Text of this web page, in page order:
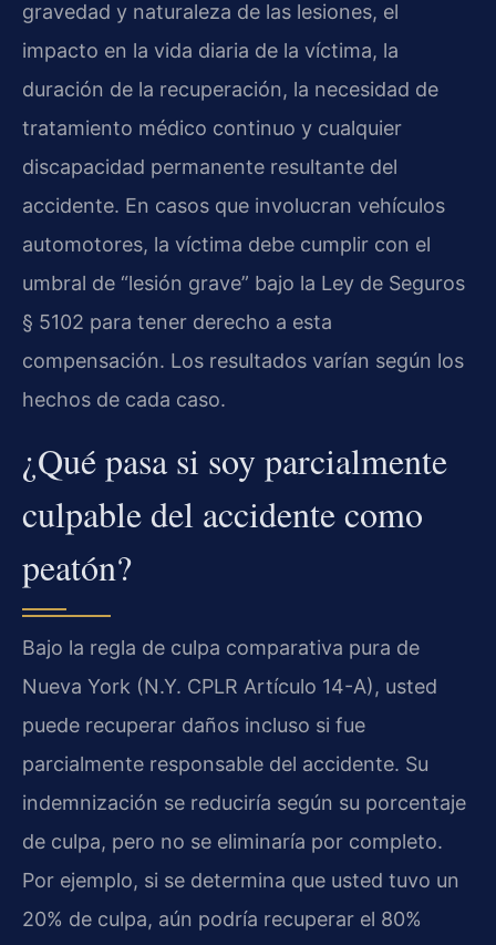
gravedad y naturaleza de las lesiones, el
impacto en la vida diaria de la víctima, la
duración de la recuperación, la necesidad de
tratamiento médico continuo y cualquier
discapacidad permanente resultante del
accidente. En casos que involucran vehículos
automotores, la víctima debe cumplir con el
umbral de “lesión grave” bajo la Ley de Seguros
§ 5102 para tener derecho a esta
compensación. Los resultados varían según los
hechos de cada caso.
¿Qué pasa si soy parcialmente
culpable del accidente como
peatón?
Bajo la regla de culpa comparativa pura de
Nueva York (N.Y. CPLR Artículo 14-A), usted
puede recuperar daños incluso si fue
parcialmente responsable del accidente. Su
indemnización se reduciría según su porcentaje
de culpa, pero no se eliminaría por completo.
Por ejemplo, si se determina que usted tuvo un
20% de culpa, aún podría recuperar el 80%